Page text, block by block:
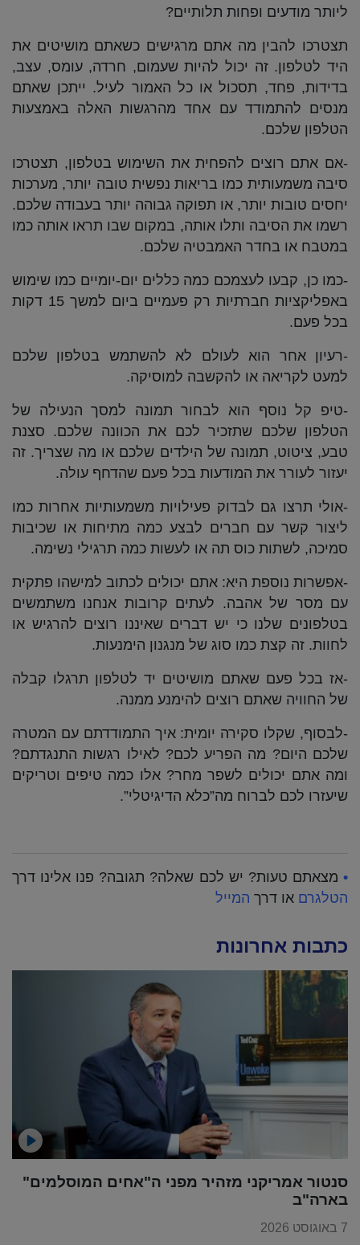
ליותר מודעים ופחות תלותיים?
תצטרכו להבין מה אתם מרגישים כשאתם מושיטים את
היד לטלפון. זה יכול להיות שעמום, חרדה, עומס, עצב,
בדידות, פחד, תסכול או כל האמור לעיל. ייתכן שאתם
מנסים להתמודד עם אחד מהרגשות האלה באמצעות
הטלפון שלכם.
-אם אתם רוצים להפחית את השימוש בטלפון, תצטרכו
סיבה משמעותית כמו בריאות נפשית טובה יותר, מערכות
יחסים טובות יותר, או תפוקה גבוהה יותר בעבודה שלכם.
רשמו את הסיבה ותלו אותה, במקום שבו תראו אותה כמו
במטבח או בחדר האמבטיה שלכם.
-כמו כן, קבעו לעצמכם כמה כללים יום-יומיים כמו שימוש
באפליקציות חברתיות רק פעמיים ביום למשך 15 דקות
בכל פעם.
-רעיון אחר הוא לעולם לא להשתמש בטלפון שלכם
למעט לקריאה או להקשבה למוסיקה.
-טיפ קל נוסף הוא לבחור תמונה למסך הנעילה של
הטלפון שלכם שתזכיר לכם את הכוונה שלכם. סצנת
טבע, ציטוט, תמונה של הילדים שלכם או מה שצריך. זה
יעזור לעורר את המודעות בכל פעם שהדחף עולה.
-אולי תרצו גם לבדוק פעילויות משמעותיות אחרות כמו
ליצור קשר עם חברים לבצע כמה מתיחות או שכיבות
סמיכה, לשתות כוס תה או לעשות כמה תרגילי נשימה.
-אפשרות נוספת היא: אתם יכולים לכתוב למישהו פתקית
עם מסר של אהבה. לעתים קרובות אנחנו משתמשים
בטלפונים שלנו כי יש דברים שאיננו רוצים להרגיש או
לחוות. זה קצת כמו סוג של מנגנון הימנעות.
-אז בכל פעם שאתם מושיטים יד לטלפון תרגלו קבלה
של החוויה שאתם רוצים להימנע ממנה.
-לבסוף, שקלו סקירה יומית: איך התמודדתם עם המטרה
שלכם היום? מה הפריע לכם? לאילו רגשות התנגדתם?
ומה אתם יכולים לשפר מחר? אלו כמה טיפים וטריקים
שיעזרו לכם לברוח מה”כלא הדיגיטלי”.
• מצאתם טעות? יש לכם שאלה? תגובה? פנו אלינו דרך
הטלגרם או דרך המייל
כתבות אחרונות
סנטור אמריקני מזהיר מפני ה"אחים המוסלמים"
בארה"ב
7 באוגוסט 2026